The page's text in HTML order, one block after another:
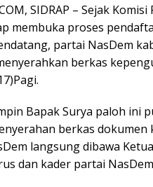
SIDRAP – Sejak
membuka proses
partai NasDem
berkas
Bapak Surya paloh ini
berkas
langsung dibawa
dan kader partai